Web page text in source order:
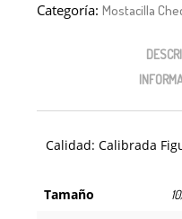
Categoría:Mostacilla
Calidad: Calibrada
Tamaño